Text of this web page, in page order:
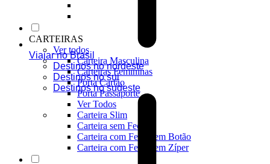
CARTEIRAS
Ver todos
Carteira Masculina
Carteiras Femininas
Porta Cartão
Porta Passaporte
Ver Todos
Carteira Slim
Carteira sem Fecho
Carteira com Fecho em Botão
Carteira com Fecho em Zíper
Viajar no Brasil
Destinos no nordeste
Destinos no sul
Destinos no sudeste